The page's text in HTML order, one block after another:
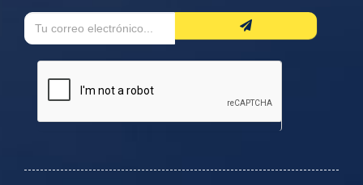
Formulario
de
boletín
Si
eres